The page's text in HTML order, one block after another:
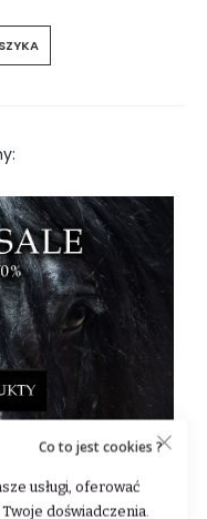
Co to jest cookies ?
usługi, oferować
doświadczenia.